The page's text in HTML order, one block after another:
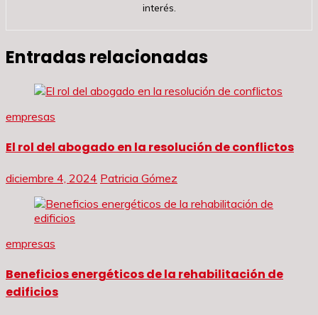
interés.
Entradas relacionadas
empresas
El rol del abogado en la resolución de conflictos
diciembre 4, 2024 Patricia Gómez
empresas
Beneficios energéticos de la rehabilitación de
edificios